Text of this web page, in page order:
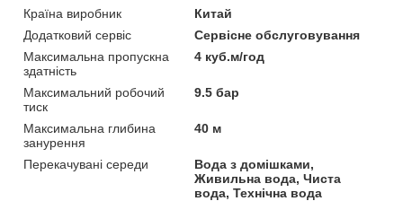
Країна виробник
Китай
Додатковий сервіс
Сервісне обслуговування
Максимальна пропускна
здатність
4 куб.м/год
Максимальний робочий
тиск
9.5 бар
Максимальна глибина
занурення
40 м
Перекачувані середи
Вода з домішками,
Живильна вода, Чиста
вода, Технічна вода